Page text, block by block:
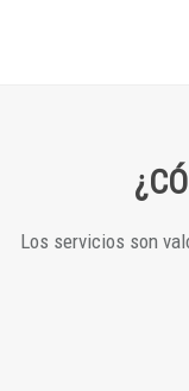
Los servicios son